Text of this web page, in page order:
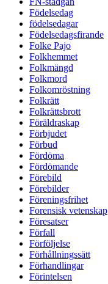
Födelsedag
födelsedagar
Födelsedagsfirande
Folke Pajo
Folkhemmet
Folkmängd
Folkmord
Folkomröstning
Folkrätt
Folkrättsbrott
Föräldraskap
Förbjudet
Förbud
Fördöma
Fördömande
Förebild
Förebilder
Föreningsfrihet
Forensisk vetenskap
Föresatser
Förfall
Förföljelse
Förhållningssätt
Förhandlingar
Förintelsen